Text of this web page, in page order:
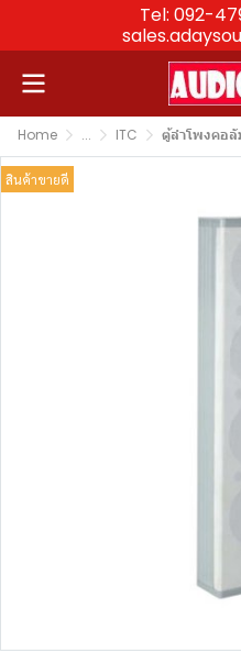
Tel: 092-
Home ... ITC ตู้ลำโพงคอลั
สินค้าขายดี